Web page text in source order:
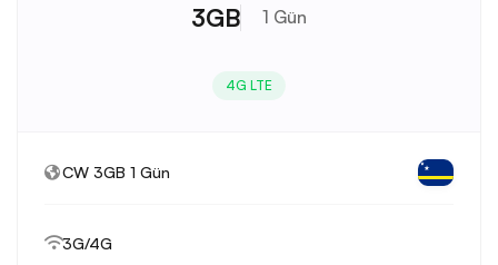
3GB 1 Gün
4G LTE
CW 3GB 1 Gün
3G/4G